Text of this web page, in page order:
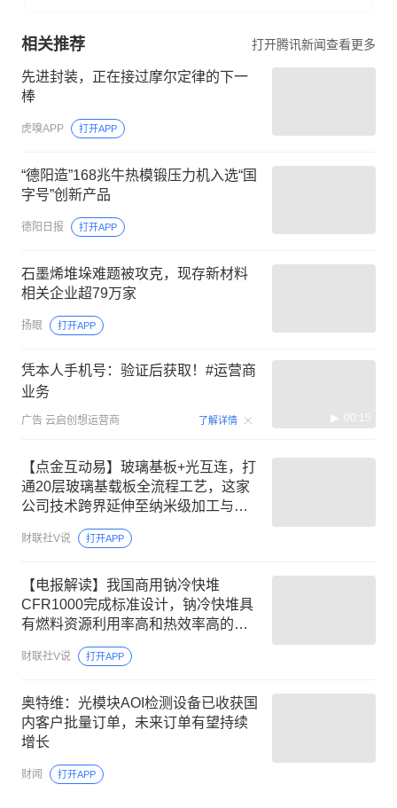
相关推荐 打开腾讯新闻查看更多
先进封装，正在接过摩尔定律的下一
棒
虎嗅APP 打开APP
“德阳造”168兆牛热模锻压力机入选“国
字号”创新产品
德阳日报 打开APP
石墨烯堆垛难题被攻克‌，现存新材料
相关企业超79万家
扬眼 打开APP
凭本人手机号：验证后获取！#运营商
业务
广告 云启创想运营商 了解详情 00:15
【点金互动易】玻璃基板+光互连，打
通20层玻璃基载板全流程工艺，这家
公司技术跨界延伸至纳米级加工与
MicroLED光互连领域，多项硬核技术
适时推动量产
财联社V说 打开APP
【电报解读】我国商用钠冷快堆
CFR1000完成标准设计，钠冷快堆具
有燃料资源利用率高和热效率高的优
点，这家公司是国内首家获得钠冷快
堆细分设备制造许可企业
财联社V说 打开APP
奥特维：光模块AOI检测设备已收获国
内客户批量订单，未来订单有望持续
增长
财闻 打开APP